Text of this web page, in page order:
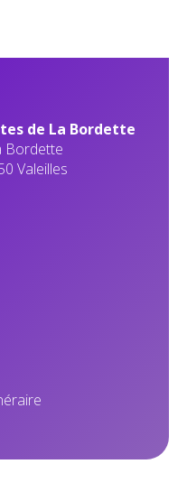
de La Bordette
Bordette
Valeilles